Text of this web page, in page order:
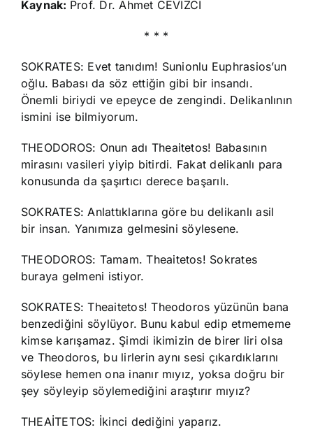
Kaynak: Prof. Dr. Ahmet CEVİZCİ
* * *
SOKRATES: Evet tanıdım! Sunionlu Euphrasios’un
oğlu. Babası da söz ettiğin gibi bir insandı.
Önemli biriydi ve epeyce de zengindi. Delikanlının
ismini ise bilmiyorum.
THEODOROS: Onun adı Theaitetos! Babasının
mirasını vasileri yiyip bitirdi. Fakat delikanlı para
konusunda da şaşırtıcı derece başarılı.
SOKRATES: Anlattıklarına göre bu delikanlı asil
bir insan. Yanımıza gelmesini söylesene.
THEODOROS: Tamam. Theaitetos! Sokrates
buraya gelmeni istiyor.
SOKRATES: Theaitetos! Theodoros yüzünün bana
benzediğini söylüyor. Bunu kabul edip etmememe
kimse karışamaz. Şimdi ikimizin de birer liri olsa
ve Theodoros, bu lirlerin aynı sesi çıkardıklarını
söylese hemen ona inanır mıyız, yoksa doğru bir
şey söyleyip söylemediğini araştırır mıyız?
THEAİTETOS: İkinci dediğini yaparız.